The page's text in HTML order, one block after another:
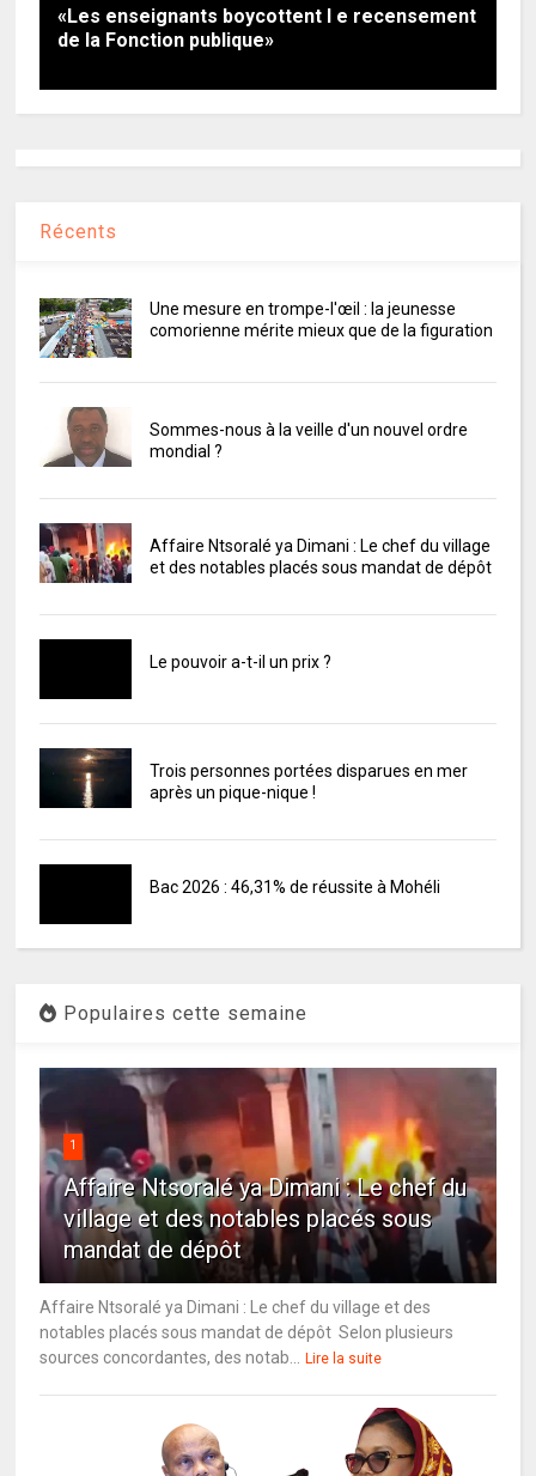
«Les enseignants boycottent l e recensement
de la Fonction publique»
Récents
Une mesure en trompe-l'œil : la jeunesse
comorienne mérite mieux que de la figuration
Sommes-nous à la veille d'un nouvel ordre
mondial ?
Affaire Ntsoralé ya Dimani : Le chef du village
et des notables placés sous mandat de dépôt
Le pouvoir a-t-il un prix ?
Trois personnes portées disparues en mer
après un pique-nique !
Bac 2026 : 46,31% de réussite à Mohéli
Populaires cette semaine
1
Affaire Ntsoralé ya Dimani : Le chef du
village et des notables placés sous
mandat de dépôt
Affaire Ntsoralé ya Dimani : Le chef du village et des
notables placés sous mandat de dépôt Selon plusieurs
sources concordantes, des notab...
Lire la suite